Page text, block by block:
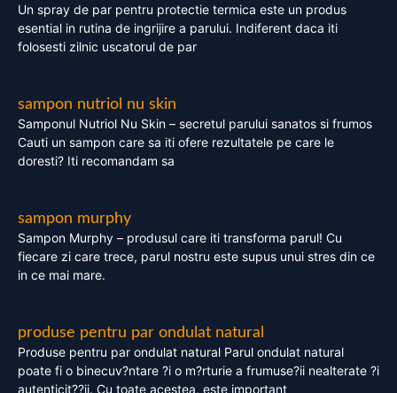
Un spray de par pentru protectie termica este un produs
esential in rutina de ingrijire a parului. Indiferent daca iti
folosesti zilnic uscatorul de par
sampon nutriol nu skin
Samponul Nutriol Nu Skin – secretul parului sanatos si frumos
Cauti un sampon care sa iti ofere rezultatele pe care le
doresti? Iti recomandam sa
sampon murphy
Sampon Murphy – produsul care iti transforma parul! Cu
fiecare zi care trece, parul nostru este supus unui stres din ce
in ce mai mare.
produse pentru par ondulat natural
Produse pentru par ondulat natural Parul ondulat natural
poate fi o binecuv?ntare ?i o m?rturie a frumuse?ii nealterate ?i
autenticit??ii. Cu toate acestea, este important